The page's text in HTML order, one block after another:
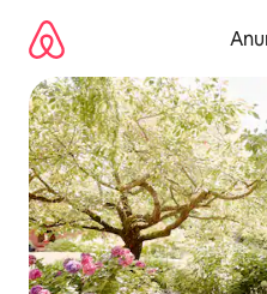
para
conteúdo